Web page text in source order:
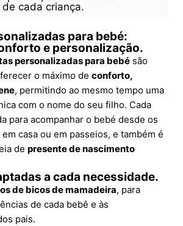
cada criança.
para bebé:
e personalização.
personalizadas para bebé são
o máximo de conforto,
, permitindo ao mesmo tempo uma
com o nome do seu filho. Cada
para acompanhar o bebé desde os
casa ou em passeios, e também é
de presente de nascimento
a cada necessidade.
de bicos de mamadeira, para
de cada bebê e às
pais.